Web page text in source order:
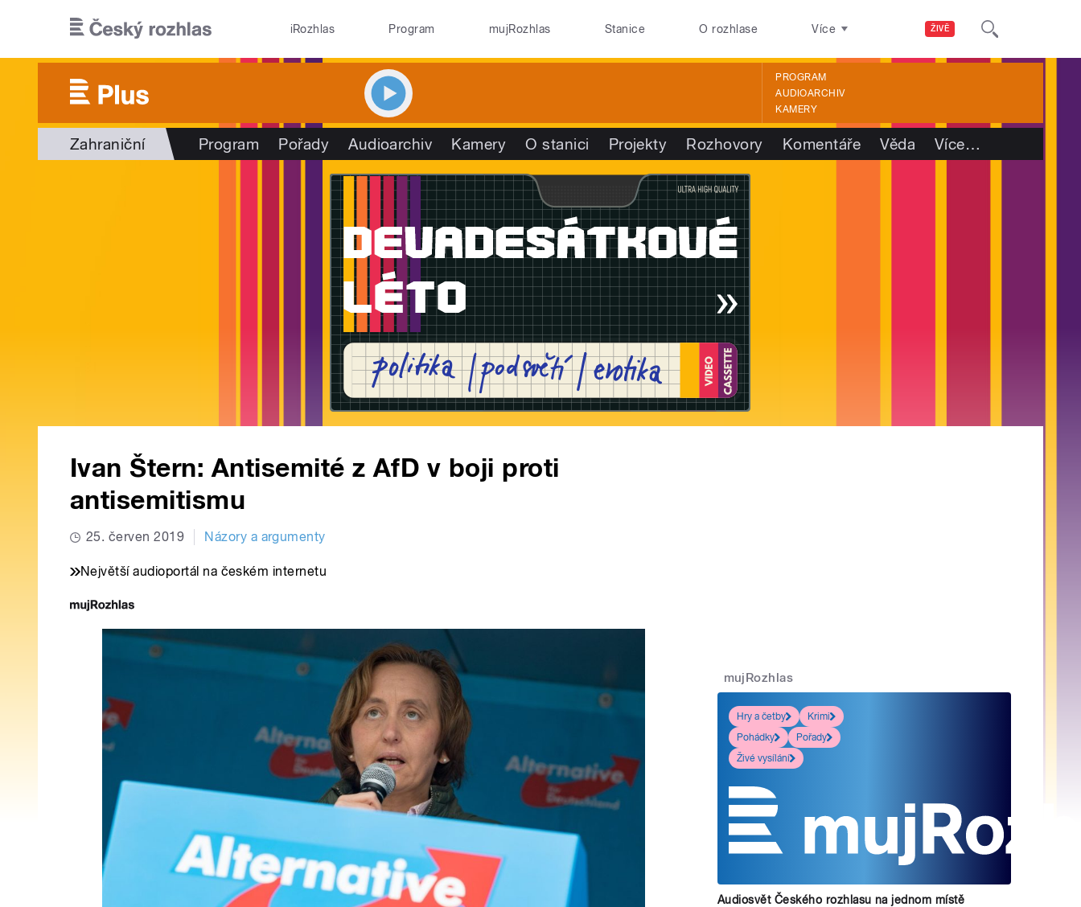
ŽIVĚ
iRozhlas Program mujRozhlas Stanice O rozhlase Více
PROGRAM
AUDIOARCHIV
KAMERY
Zahraniční Program Pořady Audioarchiv Kamery O stanici Projekty Rozhovory Komentáře Věda Více…
Ivan Štern: Antisemité z AfD v boji proti
antisemitismu
25. červen 2019 Názory a argumenty
Největší audioportál na českém internetu
mujRozhlas
Hry a četby
Krimi
Pohádky
Pořady
Živé vysílání
Audiosvět Českého rozhlasu na jednom místě